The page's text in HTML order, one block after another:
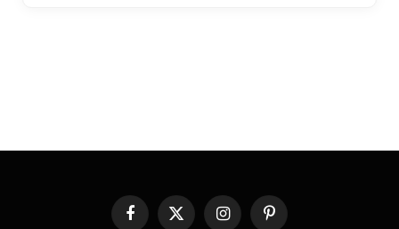
Facebook
X
InstagramPinterest